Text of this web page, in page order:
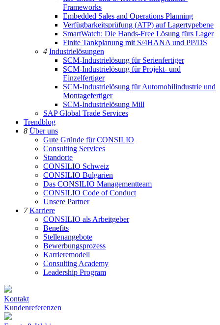
Frameworks
Embedded Sales and Operations Planning
Verfügbarkeitsprüfung (ATP) auf Lagertypebene
SmartWatch: Die Hands-Free Lösung fürs Lager
Finite Tankplanung mit S/4HANA und PP/DS
4 Industrielösungen
SCM-Industrielösung für Serienfertiger
SCM-Industrielösung für Projekt- und
Einzelfertiger
SCM-Industrielösung für Automobilindustrie und
Montagefertiger
SCM-Industrielösung Mill
SAP Global Trade Services
Trendblog
8 Über uns
Gute Gründe für CONSILIO
Consulting Services
Standorte
CONSILIO Schweiz
CONSILIO Bulgarien
Das CONSILIO Managementteam
CONSILIO Code of Conduct
Unsere Partner
7Karriere
CONSILIO als Arbeitgeber
Benefits
Stellenangebote
Bewerbungsprozess
Karrieremodell
Consulting Academy
Leadership Program
Kontakt
Kundenreferenzen